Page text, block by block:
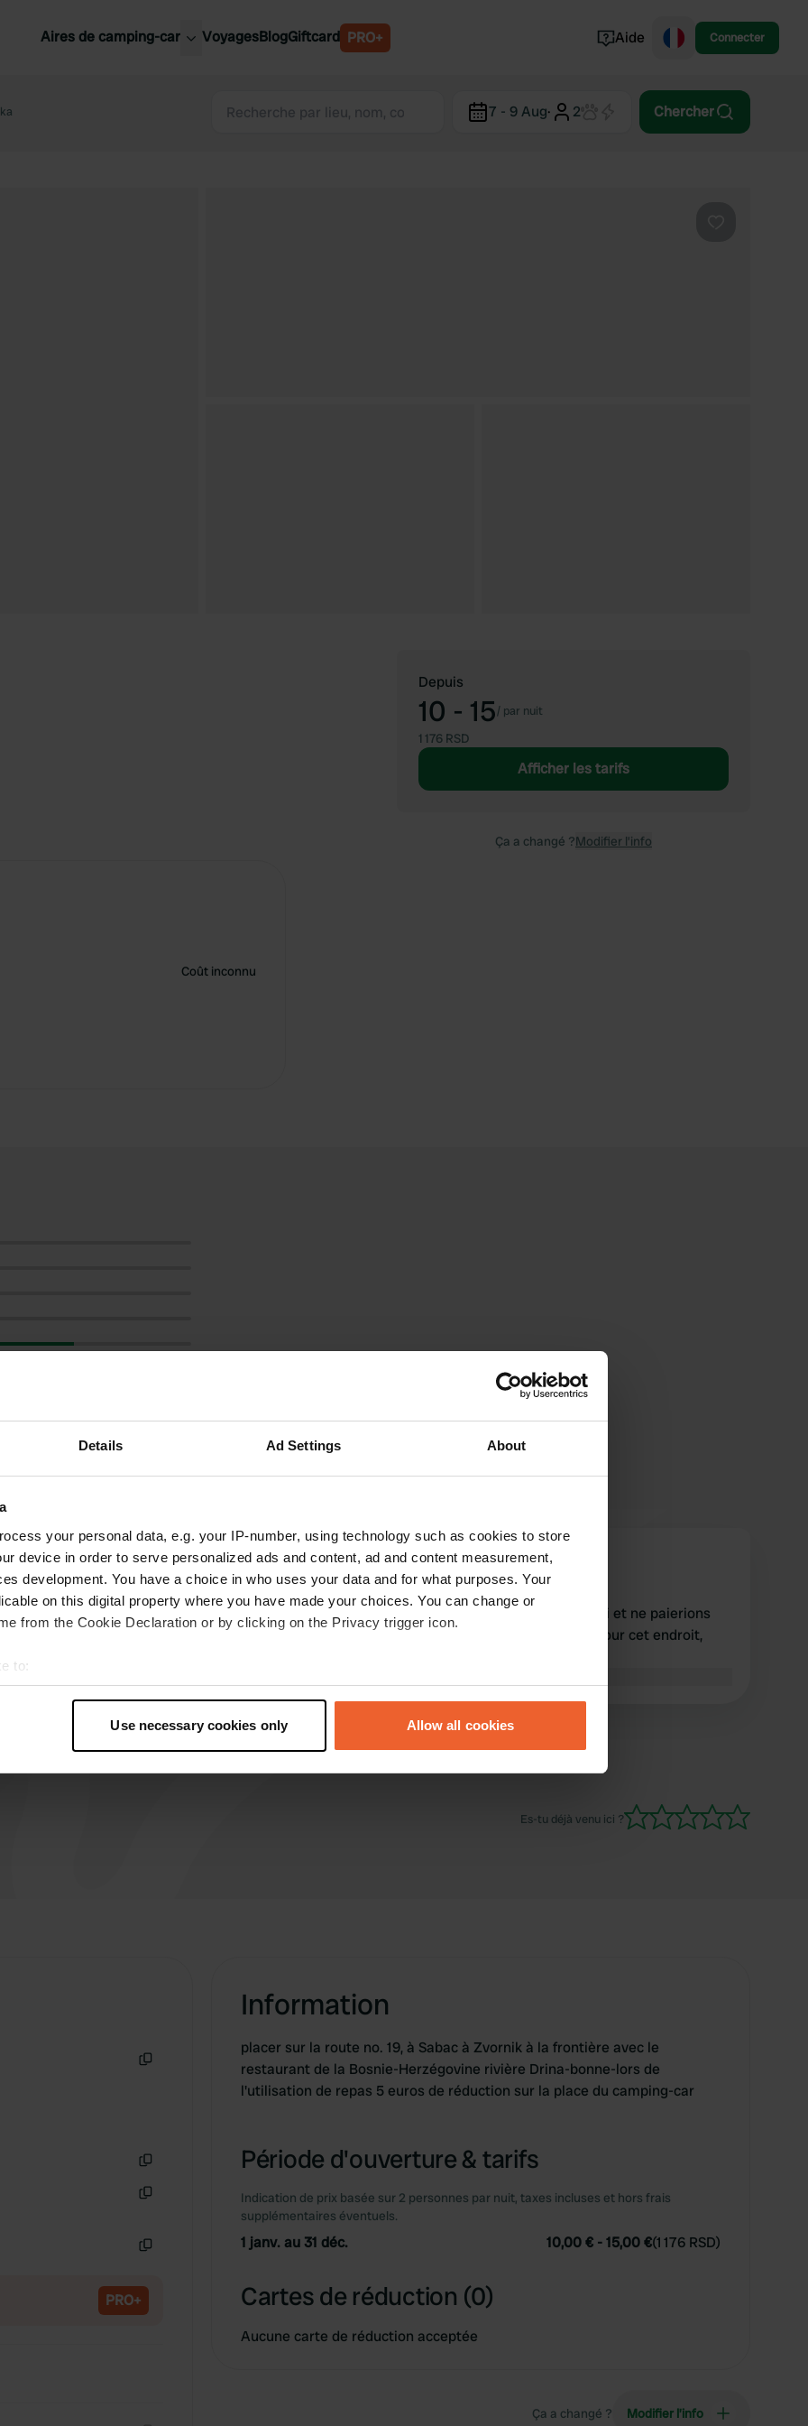
Details Ad Settings About
your personal data, e.g. your IP-number, using technology such as cookies to store
device in order to serve personalized ads and content, ad and content measurement,
development. You have a choice in who uses your data and for what purposes. Your
on this digital property where you have made your choices. You can change or
from the Cookie Declaration or by clicking on the Privacy trigger icon.
to:
geographical location which can be accurate to within several meters
personal data is processed and set your preferences in the
Use necessary cookies only Allow all cookies
Aires de camping-car
Slovénie
VoyagesBlogGiftcard PRO+ Aide Connecter
7 - 9 Aug· 2 Chercher
Coût inconnu
Depuis
10 - 15/ par nuit
1 176 RSD
Afficher les tarifs
Ça a changé ?Modifier l’info
avis
d dragandanilovic
juil. 2020
café et restaurant ordinaire
Afficher l'original
L LaylaRomano
août 2019
Nous n'avons pas séjourné ici et ne paierions
certainement pas 10 euros pour cet endroit,
Es-tu déjà venu ici ?
PRO+
Information
placer sur la route no. 19, à Sabac à Zvornik à la frontière avec le
restaurant de la Bosnie-Herzégovine rivière Drina-bonne-lors de
l'utilisation de repas 5 euros de réduction sur la place du camping-car
Période d'ouverture & tarifs
Indication de prix basée sur 2 personnes par nuit, taxes incluses et hors frais
supplémentaires éventuels.
1 janv. au 31 déc. 10,00 € -15,00 €(1 176 RSD)
Cartes de réduction (0)
Aucune carte de réduction acceptée
Ça a changé ? Modifier l’info